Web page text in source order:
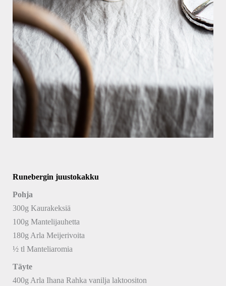
Runebergin juustokakku
Pohja
300g Kaurakeksiä
100g Mantelijauhetta
180g Arla Meijerivoita
½ tl Manteliaromia
Täyte
400g Arla Ihana Rahka vanilja laktoositon